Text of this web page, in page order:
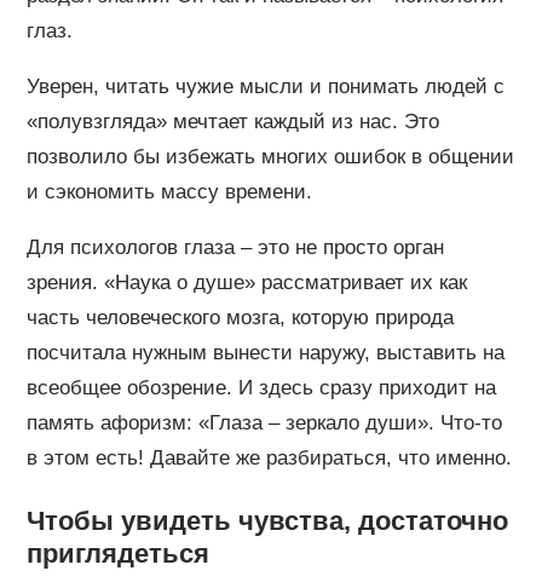
глаз.
Уверен, читать чужие мысли и понимать людей с
«полувзгляда» мечтает каждый из нас. Это
позволило бы избежать многих ошибок в общении
и сэкономить массу времени.
Для психологов глаза – это не просто орган
зрения. «Наука о душе» рассматривает их как
часть человеческого мозга, которую природа
посчитала нужным вынести наружу, выставить на
всеобщее обозрение. И здесь сразу приходит на
память афоризм: «Глаза – зеркало души». Что-то
в этом есть! Давайте же разбираться, что именно.
Чтобы увидеть чувства, достаточно
приглядеться